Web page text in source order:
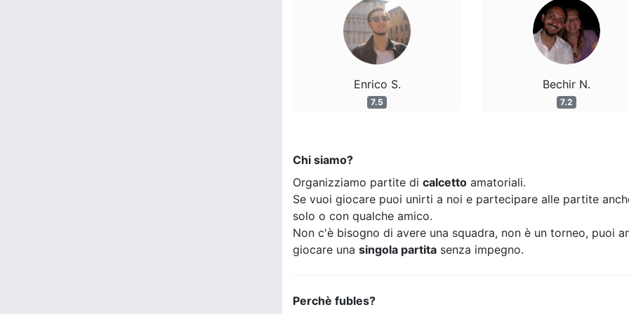
Enrico S.
7.5
Bechir N.
7.2
Chi siamo?
Organizziamo partite di calcetto amatoriali.
Se vuoi giocare puoi unirti a noi e partecipare alle partite
solo o con qualche amico.
Non c'è bisogno di avere una squadra, non è un torneo, puoi
giocare una singola partita senza impegno.
Perchè fubles?